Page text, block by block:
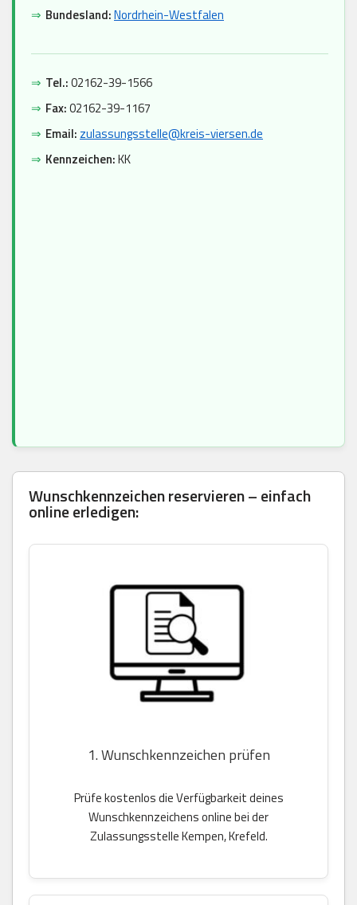
⇒ Bundesland:Nordrhein-Westfalen
⇒ Tel.:02162-39-1566
⇒ Fax:02162-39-1167
⇒ Email: zulassungsstelle@kreis-viersen.de
⇒ Kennzeichen:KK
Wunschkennzeichen reservieren – einfach
online erledigen:
1. Wunschkennzeichen prüfen
Prüfe kostenlos die Verfügbarkeit deines
Wunschkennzeichens online bei der
Zulassungsstelle Kempen, Krefeld.